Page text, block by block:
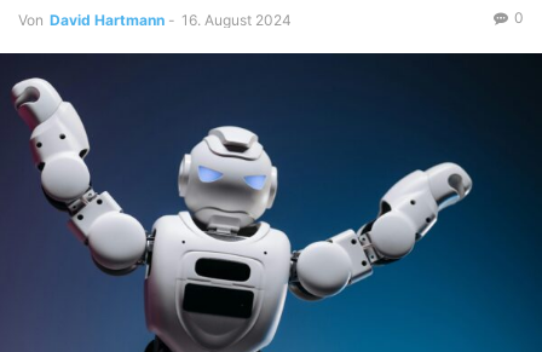
Von David Hartmann - 16. August 2024 0